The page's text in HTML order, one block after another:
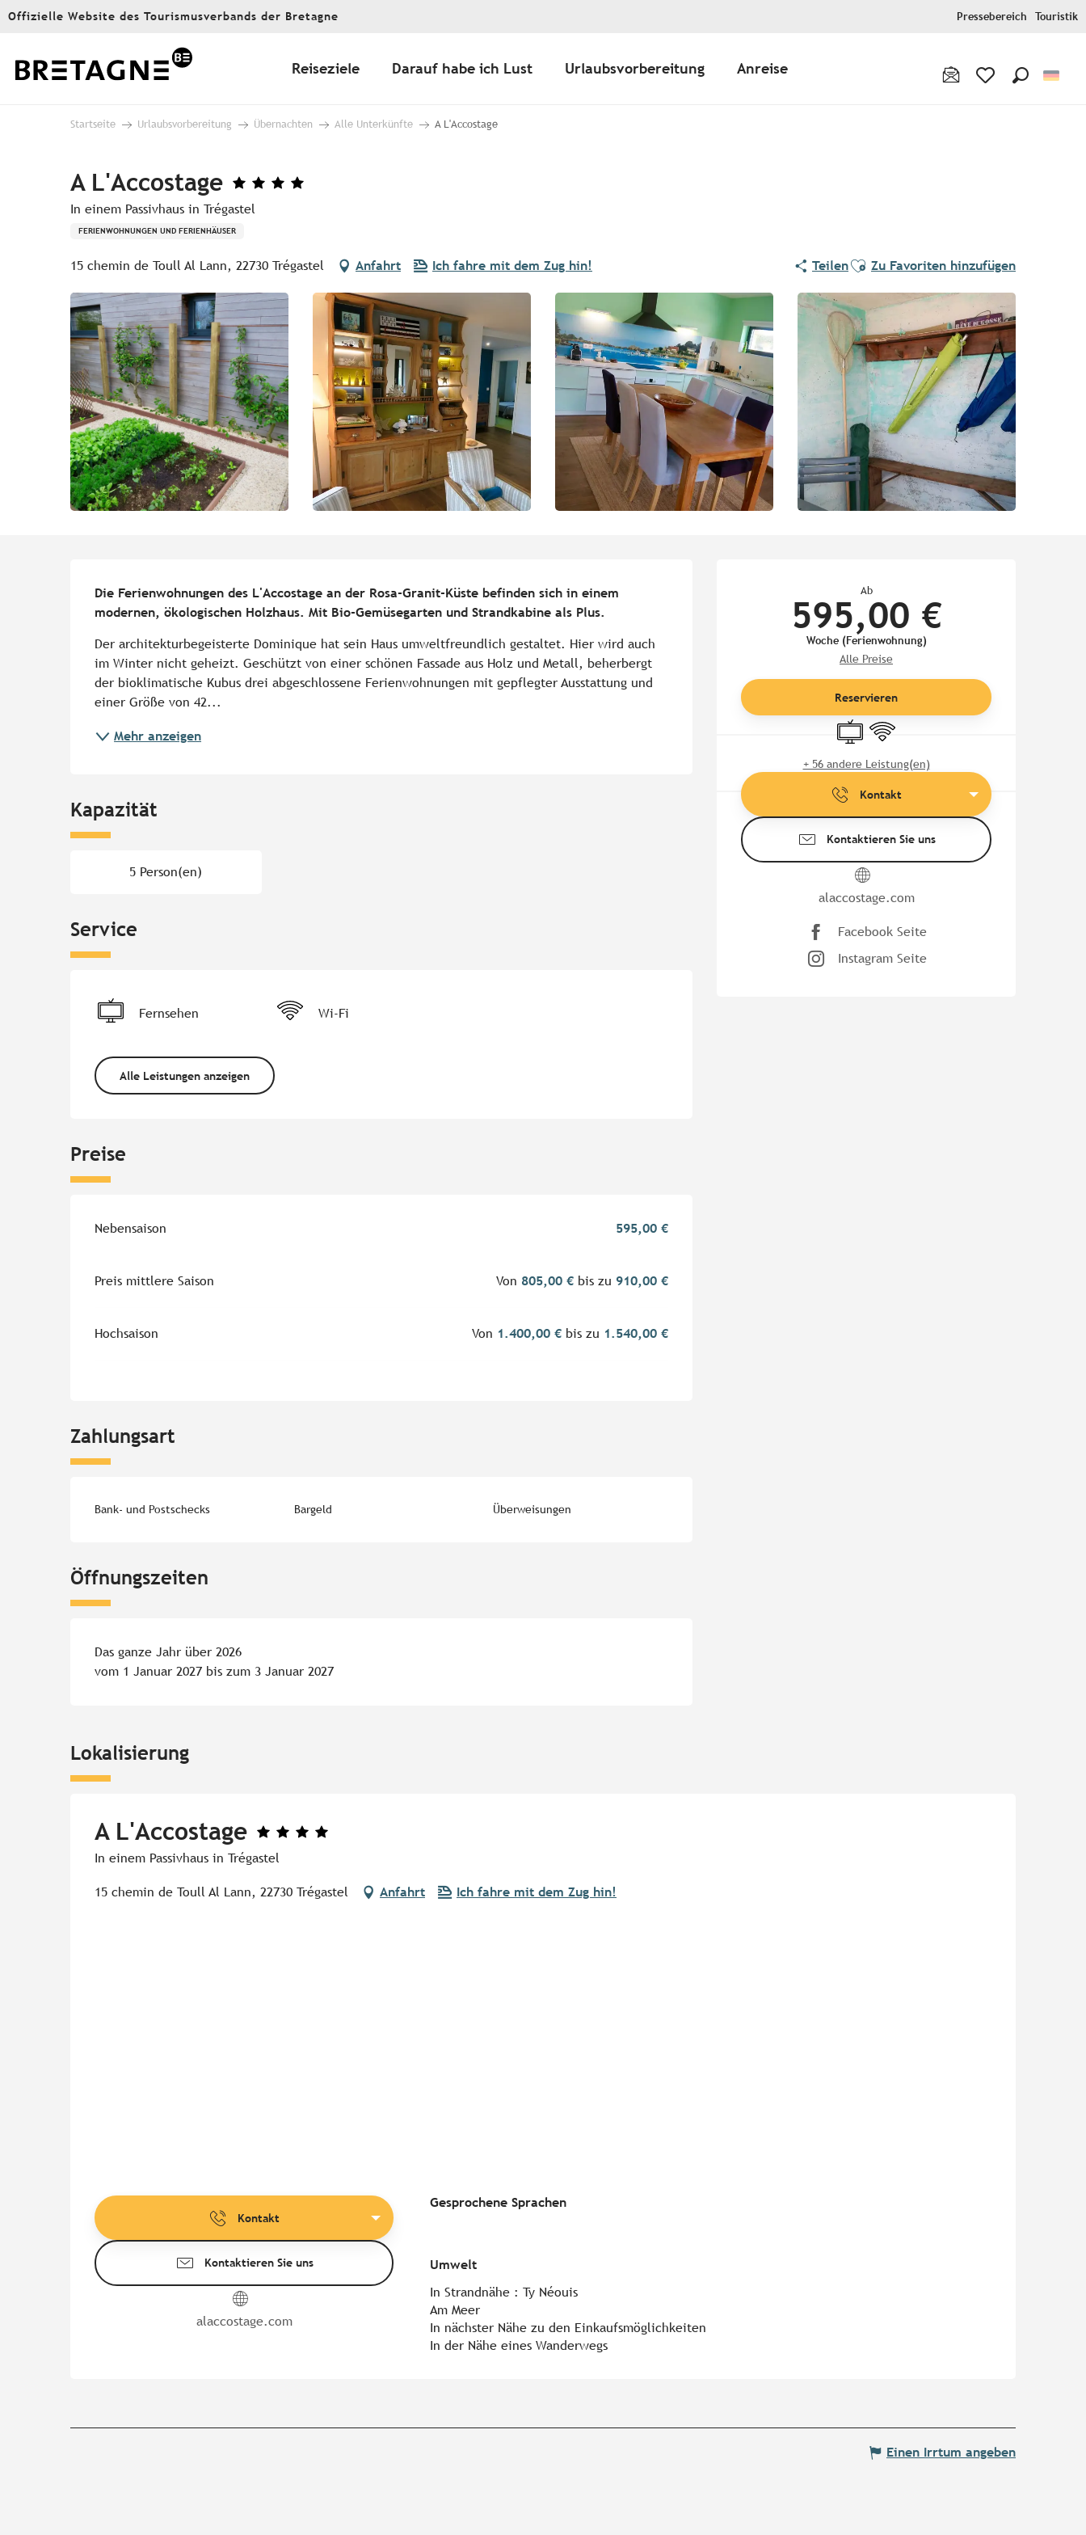
Aller
principal
Offizielle Website des Tourismusverbands der Bretagne Pressebereich Touristik
Reiseziele Darauf habe ich Lust Urlaubsvorbereitung Anreise
Startseite Urlaubsvorbereitung Übernachten Alle Unterkünfte A L'Accostage
A L'Accostage
In einem Passivhaus in Trégastel
FERIENWOHNUNGEN UND FERIENHÄUSER
15 chemin de Toull Al Lann, 22730 Trégastel Anfahrt Ich fahre mit dem Zug hin! TeilenAjouter aux favoris
Zu Favoriten hinzufügen
Ab
595,00 €
Woche (Ferienwohnung)
Alle Preise
Reservieren
Fernsehen
Wi-Fi
+ 56 andere Leistung(en)
Kontakt
Kontaktieren Sie uns
alaccostage.com
Facebook Seite
Instagram Seite
Die Ferienwohnungen des L'Accostage an der Rosa-Granit-Küste befinden sich in einem
modernen, ökologischen Holzhaus. Mit Bio-Gemüsegarten und Strandkabine als Plus.
Der architekturbegeisterte Dominique hat sein Haus umweltfreundlich gestaltet. Hier wird auch
im Winter nicht geheizt. Geschützt von einer schönen Fassade aus Holz und Metall, beherbergt
der bioklimatische Kubus drei abgeschlossene Ferienwohnungen mit gepflegter Ausstattung und
einer Größe von 42...
Mehr anzeigen
Kapazität
5 Person(en)
Service
Fernsehen Wi-Fi
Alle Leistungen anzeigen
Preise
Preise 2026
Nebensaison 595,00 €
Preis mittlere Saison Von 805,00 € bis zu 910,00 €
Hochsaison Von 1.400,00 € bis zu 1.540,00 €
Zahlungsart
Bank- und Postschecks Bargeld Überweisungen
Öffnungszeiten
Das ganze Jahr über 2026
vom 1 Januar 2027 bis zum 3 Januar 2027
Lokalisierung
A L'Accostage
In einem Passivhaus in Trégastel
15 chemin de Toull Al Lann, 22730 Trégastel Anfahrt Ich fahre mit dem Zug hin!
Kontakt
Kontaktieren Sie uns
alaccostage.com
Gesprochene Sprachen
Gesprochene Sprachen
Umwelt
Umwelt
In Strandnähe : Ty Néouis
Am Meer
In nächster Nähe zu den Einkaufsmöglichkeiten
In der Nähe eines Wanderwegs
Einen Irrtum angeben